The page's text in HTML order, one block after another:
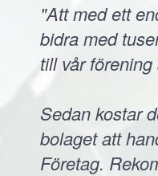
"Att med ett
bidra med
till vår
Sedan kostar
bolaget att
Företag.